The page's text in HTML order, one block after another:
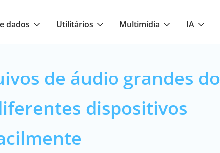
dados Utilitários Multimídia IA
de áudio grandes do
dispositivos